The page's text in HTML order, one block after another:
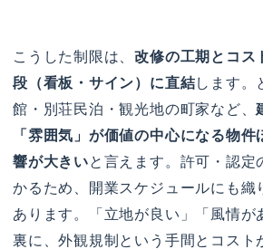
こうした制限は、改修の工期とコス
段（看板・サイン）に直結します。
館・別荘民泊・観光地の町家など、
「雰囲気」が価値の中心になる物
響が大きいと言えます。許可・認定
かるため、開業スケジュールにも織
あります。「立地が良い」「風情が
裏に、外観規制という手間とコスト